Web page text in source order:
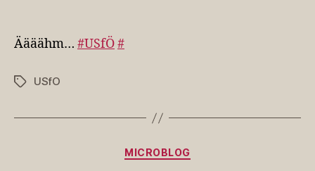
Äääähm… #USfÖ#
Schlagwörter
USfO
Kategorien
MICROBLOG